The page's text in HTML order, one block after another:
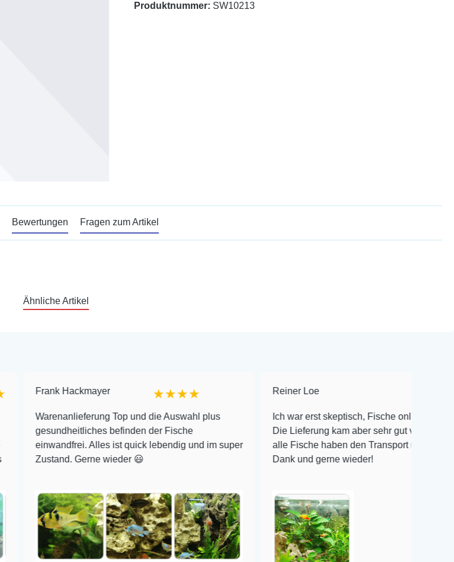
Produktnummer: SW10213
Bewertungen Fragen zum Artikel
Ähnliche Artikel
Frank Hackmayer ★★★★
Warenanlieferung Top und die Auswahl plus
gesundheitliches befinden der Fische
einwandfrei. Alles ist quick lebendig und im super
Zustand. Gerne wieder 😃
Reiner Loe
Ich war erst skeptisch, Fische online zu bestellen!
Die Lieferung kam aber sehr gut verpackt an und
alle Fische haben den Transport überlebt! Vielen
Dank und gerne wieder!